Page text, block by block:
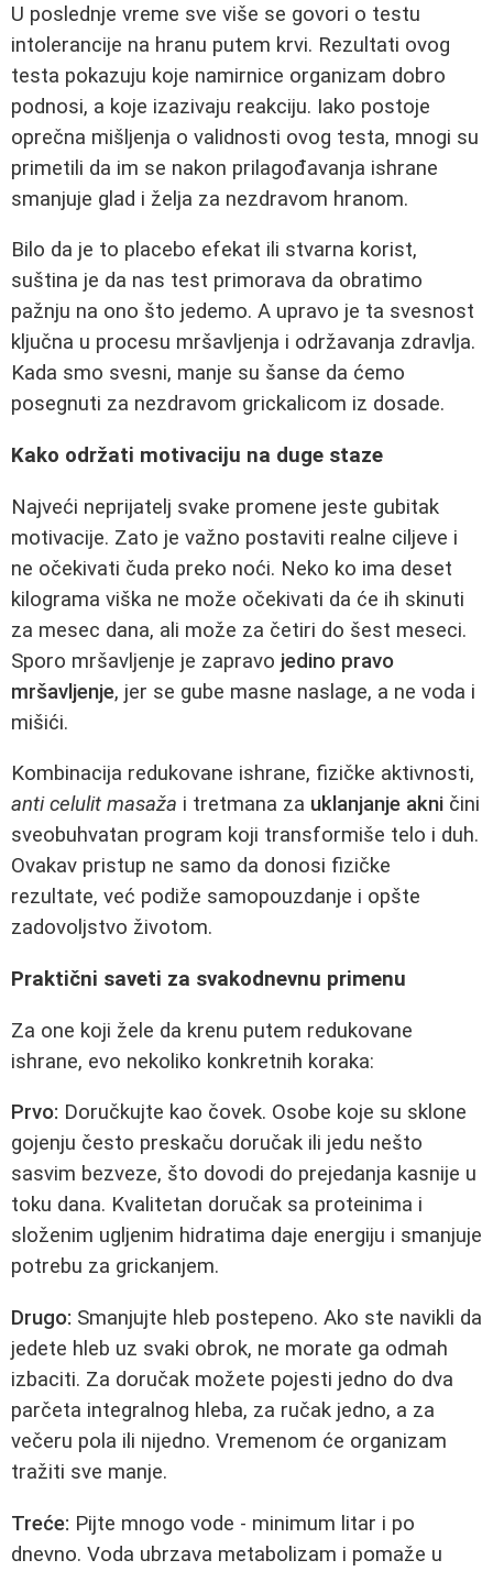
U poslednje vreme sve više se govori o testu
intolerancije na hranu putem krvi. Rezultati ovog
testa pokazuju koje namirnice organizam dobro
podnosi, a koje izazivaju reakciju. Iako postoje
oprečna mišljenja o validnosti ovog testa, mnogi su
primetili da im se nakon prilagođavanja ishrane
smanjuje glad i želja za nezdravom hranom.
Bilo da je to placebo efekat ili stvarna korist,
suština je da nas test primorava da obratimo
pažnju na ono što jedemo. A upravo je ta svesnost
ključna u procesu mršavljenja i održavanja zdravlja.
Kada smo svesni, manje su šanse da ćemo
posegnuti za nezdravom grickalicom iz dosade.
Kako održati motivaciju na duge staze
Najveći neprijatelj svake promene jeste gubitak
motivacije. Zato je važno postaviti realne ciljeve i
ne očekivati čuda preko noći. Neko ko ima deset
kilograma viška ne može očekivati da će ih skinuti
za mesec dana, ali može za četiri do šest meseci.
Sporo mršavljenje je zapravo jedino pravo
mršavljenje, jer se gube masne naslage, a ne voda i
mišići.
Kombinacija redukovane ishrane, fizičke aktivnosti,
anti celulit masaža i tretmana za uklanjanje akni čini
sveobuhvatan program koji transformiše telo i duh.
Ovakav pristup ne samo da donosi fizičke
rezultate, već podiže samopouzdanje i opšte
zadovoljstvo životom.
Praktični saveti za svakodnevnu primenu
Za one koji žele da krenu putem redukovane
ishrane, evo nekoliko konkretnih koraka:
Prvo: Doručkujte kao čovek. Osobe koje su sklone
gojenju često preskaču doručak ili jedu nešto
sasvim bezveze, što dovodi do prejedanja kasnije u
toku dana. Kvalitetan doručak sa proteinima i
složenim ugljenim hidratima daje energiju i smanjuje
potrebu za grickanjem.
Drugo: Smanjujte hleb postepeno. Ako ste navikli da
jedete hleb uz svaki obrok, ne morate ga odmah
izbaciti. Za doručak možete pojesti jedno do dva
parčeta integralnog hleba, za ručak jedno, a za
večeru pola ili nijedno. Vremenom će organizam
tražiti sve manje.
Treće: Pijte mnogo vode - minimum litar i po
dnevno. Voda ubrzava metabolizam i pomaže u